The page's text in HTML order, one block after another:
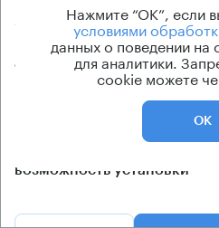
Площади
1100 кв.м
возможность установки
Нажмите “ОК”, если
условиями
данных о поведении на
для аналитики.
cookie можете
ОК